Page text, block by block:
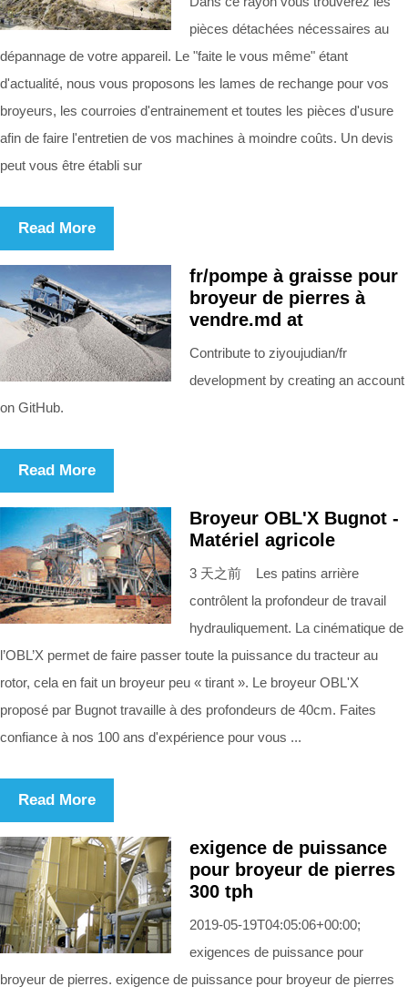
pièces détachées nécessaires au
dépannage de votre appareil. Le "faite le vous même" étant
d'actualité, nous vous proposons les lames de rechange pour vos
broyeurs, les courroies d'entrainement et toutes les pièces d'usure
afin de faire l'entretien de vos machines à moindre coûts. Un devis
peut vous être établi sur
Read More
fr/pompe à graisse pour
broyeur de pierres à
vendre.md at
Contribute to ziyoujudian/fr
development by creating an account
on GitHub.
Read More
Broyeur OBL'X Bugnot -
Matériel agricole
3 天之前 Les patins arrière
contrôlent la profondeur de travail
hydrauliquement. La cinématique de
l’OBL’X permet de faire passer toute la puissance du tracteur au
rotor, cela en fait un broyeur peu « tirant ». Le broyeur OBL'X
proposé par Bugnot travaille à des profondeurs de 40cm. Faites
confiance à nos 100 ans d'expérience pour vous ...
Read More
exigence de puissance
pour broyeur de pierres
300 tph
2019-05-19T04:05:06+00:00;
exigences de puissance pour
broyeur de pierres. exigence de puissance pour broyeur de pierres